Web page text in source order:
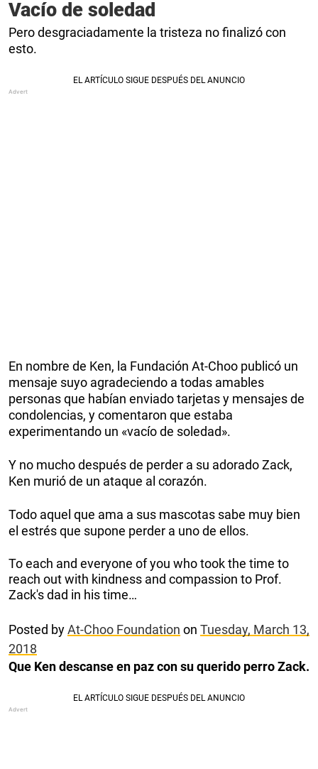
Vacío de soledad
Pero desgraciadamente la tristeza no finalizó con
esto.
En nombre de Ken, la Fundación At-Choo publicó un
mensaje suyo agradeciendo a todas amables
personas que habían enviado tarjetas y mensajes de
condolencias, y comentaron que estaba
experimentando un «vacío de soledad».
Y no mucho después de perder a su adorado Zack,
Ken murió de un ataque al corazón.
Todo aquel que ama a sus mascotas sabe muy bien
el estrés que supone perder a uno de ellos.
To each and everyone of you who took the time to
reach out with kindness and compassion to Prof.
Zack's dad in his time…
Posted byAt-Choo Foundation on Tuesday, March 13,
2018
Que Ken descanse en paz con su querido perro Zack.